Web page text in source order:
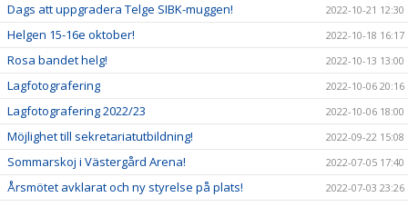
Dags att uppgradera Telge SIBK-muggen! 2022-10-21 12:30
Helgen 15-16e oktober! 2022-10-18 16:17
Rosa bandet helg! 2022-10-13 13:00
Lagfotografering 2022-10-06 20:16
Lagfotografering 2022/23 2022-10-06 18:00
Möjlighet till sekretariatutbildning! 2022-09-22 15:08
Sommarskoj i Västergård Arena! 2022-07-05 17:40
Årsmötet avklarat och ny styrelse på plats! 2022-07-03 23:26